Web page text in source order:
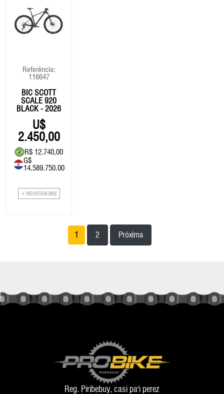
Referência:
116647
BIC SCOTT
SCALE 920
BLACK - 2026
2.450,00
R$ 12.740,00
G$
14.589.750.00
+ MOUNTAIN BIKE
1 2 Próxima
Reg. Piribebuy, casi pa'i perez